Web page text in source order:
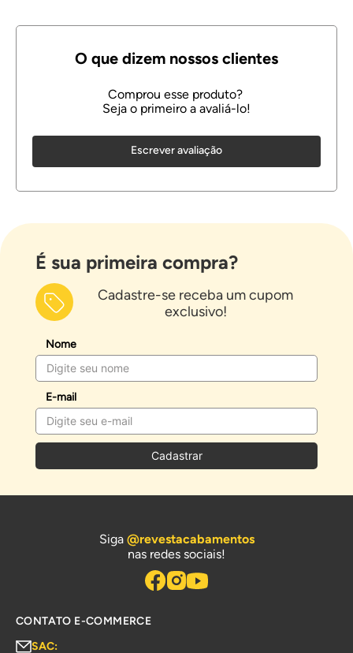
Escrever avaliação
É sua primeira compra?
Cadastre-se receba um cupom
exclusivo!
Nome
E-mail
Cadastrar
Siga @revestacabamentos
nas redes sociais!
CONTATO E-COMMERCE
SAC: